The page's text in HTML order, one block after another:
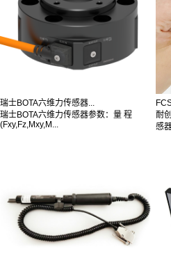
瑞士BOTA六维力传感器...
瑞士BOTA六维力传感器参数：量 程
(Fxy,Fz,Mxy,M...
耐
感